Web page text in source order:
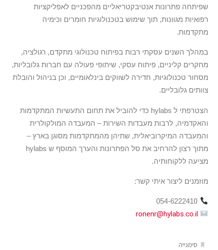
שפיתחה פתרונות אנטיבקטריאליים מהפכניים לאפליקציות
רפואיות מגוונות, תוך שימוש בטכנולוגיות חומרים וכימיה
מתקדמות.
במהלך השנים עסקתי רבות בפיתוח טכנולוגי מתקדם, רגולציה,
מחקרים קליניים, פיתוח עסקי, שיתופי פעולה עם חברות גלובליות,
מסחור טכנולוגיות, חדירה לשווקים בינלאומיים, וכן בניהול והובלת
צוותים גלובליים.
הצטרפתי ל hylabs כדי להוביל את תחום התעשיות המתקדמות
והאקדמיה, לרבות מעבדות השירות – המעבדה המולקולרית
והמעבדה המיקרוביאלית, שתיהן מהמתקדמות מסוגן בארץ –
מתוך רצון להרחיב את סל הפתרונות והערך המוסף ש hylabs
מציעה ללקוחותיה.
מוזמנים ליצור איתי קשר:
054-6222410
ronenr@hylabs.co.il
סימנייה